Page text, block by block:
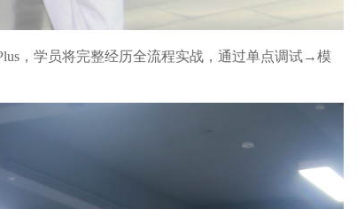
，学员将完整经历全流程实战，通过单点调试→模